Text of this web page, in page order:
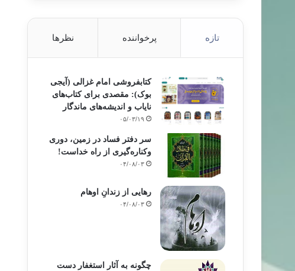
تازه پرخواننده نظرها
کتابفروشی امام غزالی (آیجی
بوک): مقصدی برای کتاب‌های
نایاب و اندیشه‌های ماندگار
۰۵/۰۳/۱۹
سر دفتر فساد در زمین‌، دوری
وکناره‌گیری از راه خداست‌!
۰۴/۰۸/۰۳
رهایی از زندانِ اوهام
۰۴/۰۸/۰۳
چگونه به آثار استغفار دست